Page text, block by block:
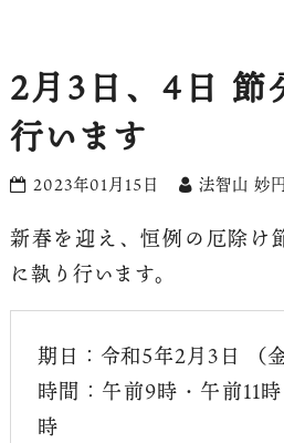
2月3日、4日 節
行います
2023年01月15日 法智山 妙
新春を迎え、恒例の厄除け
に執り行います。
期日：令和5年2月3日 （金
時間：午前9時・午前11
時